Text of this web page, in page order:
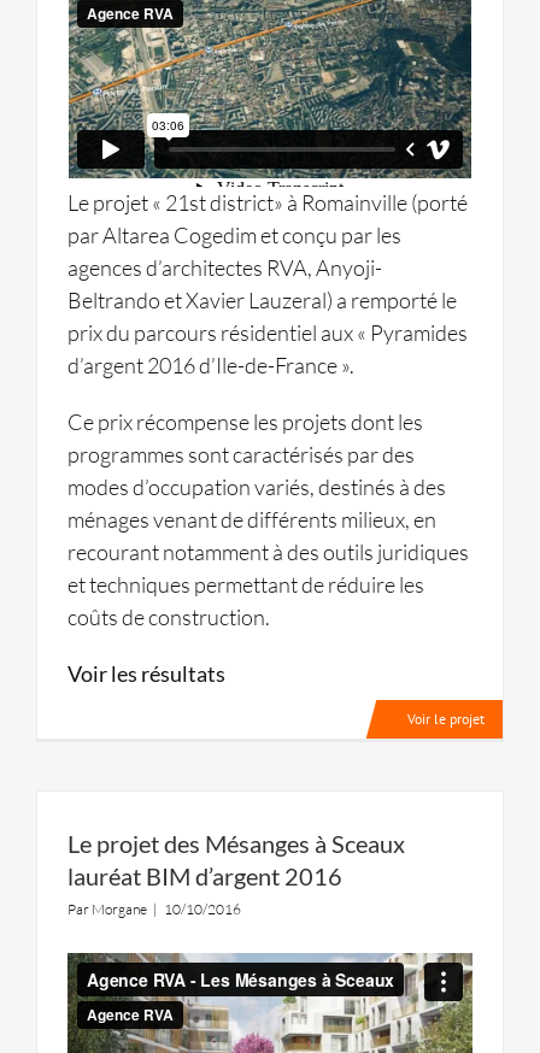
Le projet « 21st district» à Romainville (porté
par Altarea Cogedim et conçu par les
agences d’architectes RVA, Anyoji-
Beltrando et Xavier Lauzeral) a remporté le
prix du parcours résidentiel aux « Pyramides
d’argent 2016 d’Ile-de-France ».
Ce prix récompense les projets dont les
programmes sont caractérisés par des
modes d’occupation variés, destinés à des
ménages venant de différents milieux, en
recourant notamment à des outils juridiques
et techniques permettant de réduire les
coûts de construction.
Voir les résultats
Voir le projet
Le projet des Mésanges à Sceaux
lauréat BIM d’argent 2016
Par Morgane | 10/10/2016